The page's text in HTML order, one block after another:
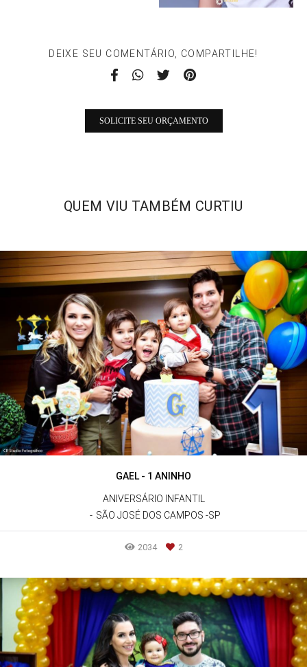
DEIXE SEU COMENTÁRIO, COMPARTILHE!
SOLICITE SEU ORÇAMENTO
QUEM VIU TAMBÉM CURTIU
GAEL - 1 ANINHO
ANIVERSÁRIO INFANTIL
SÃO JOSÉ DOS CAMPOS -SP
2034 2